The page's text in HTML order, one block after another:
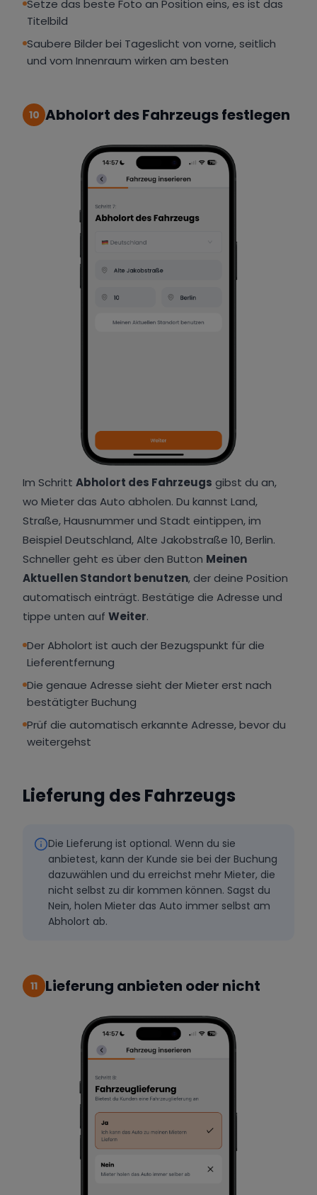
Setze das beste Foto an Position eins, es ist das
Titelbild
Saubere Bilder bei Tageslicht von vorne, seitlich
und vom Innenraum wirken am besten
10 Abholort des Fahrzeugs festlegen
Im Schritt Abholort des Fahrzeugs gibst du an,
wo Mieter das Auto abholen. Du kannst Land,
Straße, Hausnummer und Stadt eintippen, im
Beispiel Deutschland, Alte Jakobstraße 10, Berlin.
Schneller geht es über den Button Meinen
Aktuellen Standort benutzen, der deine Position
automatisch einträgt. Bestätige die Adresse und
tippe unten auf Weiter.
Der Abholort ist auch der Bezugspunkt für die
Lieferentfernung
Die genaue Adresse sieht der Mieter erst nach
bestätigter Buchung
Prüf die automatisch erkannte Adresse, bevor du
weitergehst
Lieferung des Fahrzeugs
Die Lieferung ist optional. Wenn du sie
anbietest, kann der Kunde sie bei der Buchung
dazuwählen und du erreichst mehr Mieter, die
nicht selbst zu dir kommen können. Sagst du
Nein, holen Mieter das Auto immer selbst am
Abholort ab.
11 Lieferung anbieten oder nicht